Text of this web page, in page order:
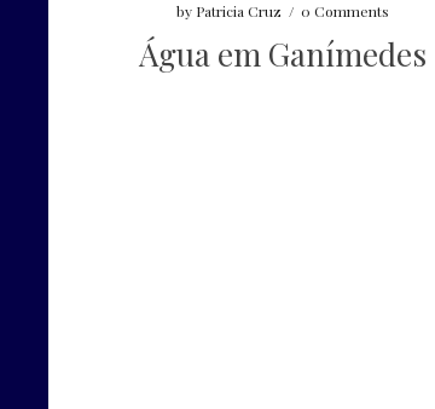
by Patricia Cruz / 0 Comments
Água em Ganímedes